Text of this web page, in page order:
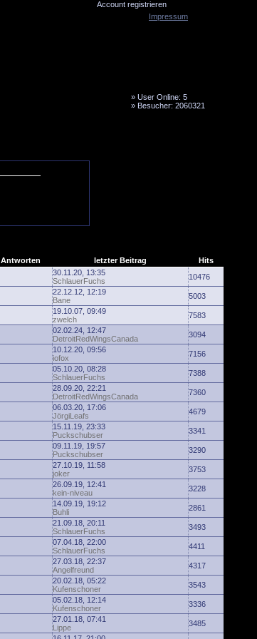
Account registrieren
» User Online: 5
» Besucher: 2060321
Antworten letzter Beitrag
Hits
30.11.20, 13:35
SchlauerFuchs
10476
22.12.12, 12:19
Bane
5003
19.10.07, 09:49
zwelch
7583
02.02.24, 12:47
DetroitRedWingsCanada
3094
10.12.20, 09:56
iofox
7156
05.10.20, 08:28
SchlauerFuchs
7388
28.09.20, 22:21
DetroitRedWingsCanada
7360
06.03.20, 17:06
JörgiLeafs
4679
15.11.19, 23:33
Puckschubser
3341
09.11.19, 19:57
Puckschubser
3290
27.10.19, 11:58
joker
3753
26.09.19, 12:41
kein-niveau
3228
14.09.19, 19:12
Buhli
2861
21.09.18, 20:11
SchlauerFuchs
3493
07.04.18, 22:00
SchlauerFuchs
4411
27.03.18, 22:37
Angelfreund
4317
20.02.18, 05:22
Kufenschoner
3543
05.02.18, 12:14
Kufenschoner
3336
27.01.18, 07:41
Lippe
3485
Impressum